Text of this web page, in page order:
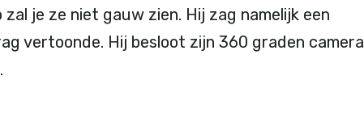
je ze niet gauw zien. Hij zag namelijk een
vertoonde. Hij besloot zijn 360 graden camera